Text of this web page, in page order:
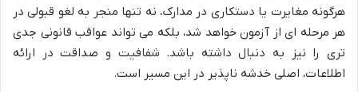
هرگونه مغایرت یا دستکاری در مدارک، نه تنها منجر به لغو قبولی در
هر مرحله ای از آزمون خواهد شد، بلکه می تواند عواقب قانونی جدی
تری را نیز به دنبال داشته باشد. شفافیت و صداقت در ارائه
اطلاعات، اصلی خدشه ناپذیر در این مسیر است.